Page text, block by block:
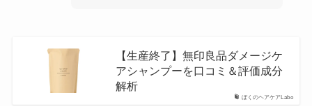
ぼくのヘアケアLabo
【生産終了】無印良品ダメージケ
アシャンプーを口コミ＆評価成分
解析